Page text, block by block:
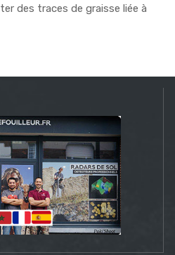
des traces de graisse liée à